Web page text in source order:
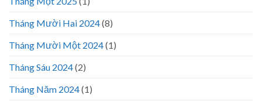
Tháng Mười Hai 2024(8)
Tháng Mười Một 2024(1)
Tháng Sáu 2024(2)
Tháng Năm 2024(1)